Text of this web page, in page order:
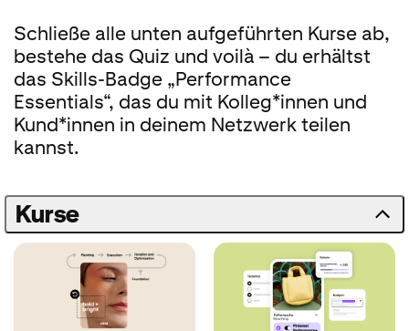
Schließe alle unten aufgeführten Kurse ab,
bestehe das Quiz und voilà – du erhältst
das Skills-Badge „Performance
Essentials“, das du mit Kolleg*innen und
Kund*innen in deinem Netzwerk teilen
kannst.
Kurse